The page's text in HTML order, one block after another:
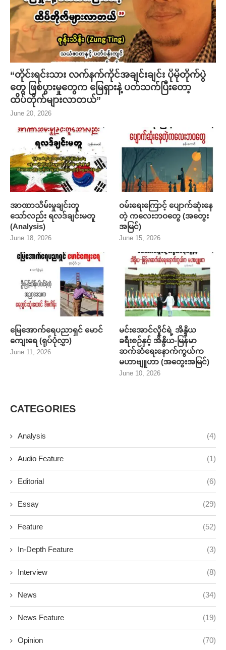
“တိုင်းရင်းသား လက်နက်ကိုင်အချင်းချင်း ပိုမိုတိုက်ပွဲ
တွေ ဖြစ်ပွားမှုတွေက မြေရှားနဲ့ ပတ်သက်ပြီးတော့
ထိပ်တိုက်များလာတယ်”
June 20, 2026
အာဏာသိမ်းမှုချင်းတူ
သော်လည်း ရလဒ်ချင်းမတူ
(Analysis)
June 18, 2026
ဝမ်းရေးကြောင့် ပျောက်ဆုံးနေ
တဲ့ ကလေးဘဝတွေ (အတွေး
အမြင်)
June 15, 2026
မြေအောက်ရေပညာရှင် မောင်
ကျေးရေ (ရုပ်ပုံလွှာ)
June 11, 2026
မင်းအောင်လှိုင်ရဲ့ အိန္ဒိယ
ခရီးစဉ်နှင့် အိန္ဒိယ-မြန်မာ
ဆက်ဆံရေးနောက်ကွယ်က
မဟာဗျူဟာ (အတွေးအမြင်)
June 10, 2026
CATEGORIES
Analysis (4)
Audio Feature (1)
Editorial (6)
Essay (29)
Feature (52)
In-Depth Feature (3)
Interview (8)
News (34)
News Feature (19)
Opinion (70)